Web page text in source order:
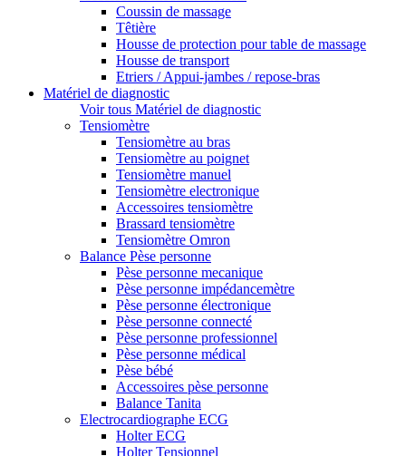
Coussin de massage
Têtière
Housse de protection pour table de massage
Housse de transport
Etriers / Appui-jambes / repose-bras
Matériel de diagnostic
Voir tous Matériel de diagnostic
Tensiomètre
Tensiomètre au bras
Tensiomètre au poignet
Tensiomètre manuel
Tensiomètre electronique
Accessoires tensiomètre
Brassard tensiomètre
Tensiomètre Omron
Balance Pèse personne
Pèse personne mecanique
Pèse personne impédancemètre
Pèse personne électronique
Pèse personne connecté
Pèse personne professionnel
Pèse personne médical
Pèse bébé
Accessoires pèse personne
Balance Tanita
Electrocardiographe ECG
Holter ECG
Holter Tensionnel